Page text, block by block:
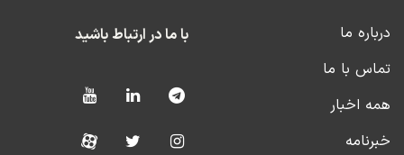
درباره ما
تماس با ما
همه اخبار
خبرنامه
با ما در ارتباط باشید